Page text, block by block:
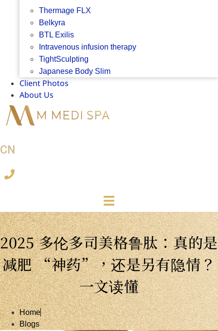
Thermage FLX
Belkyra
BTL Exilis
Intravenous infusion therapy
TightSculpting
Japanese Body Slim
Client Photos
About Us
CN
2025 多伦多司美格鲁肽：真的是
减肥 “神药”，还是另有隐情？
一文读懂
Home
Blogs